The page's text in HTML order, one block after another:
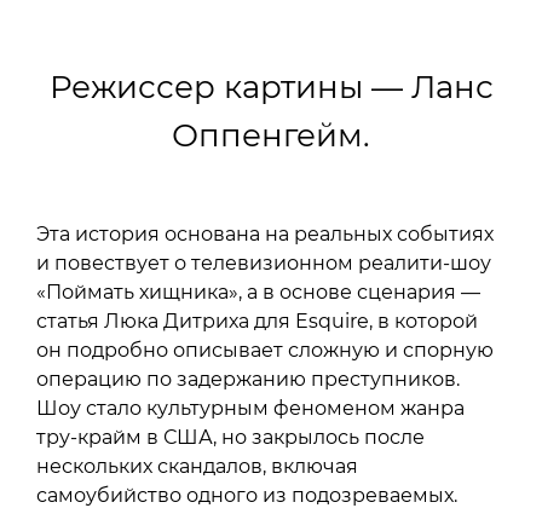
Режиссер картины — Ланс
Оппенгейм.
Эта история основана на реальных событиях
и повествует о телевизионном реалити-шоу
«Поймать хищника», а в основе сценария —
статья Люка Дитриха для Esquire, в которой
он подробно описывает сложную и спорную
операцию по задержанию преступников.
Шоу стало культурным феноменом жанра
тру-крайм в США, но закрылось после
нескольких скандалов, включая
самоубийство одного из подозреваемых.